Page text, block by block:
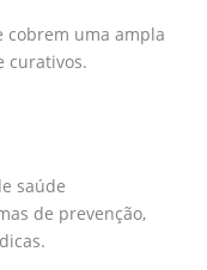
cobrem uma ampla
curativos.
saúde
de prevenção,